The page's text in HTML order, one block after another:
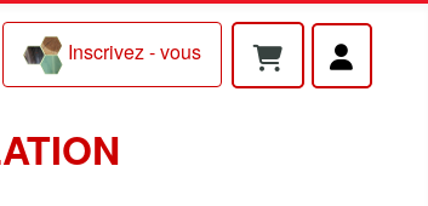
Inscrivez - vous